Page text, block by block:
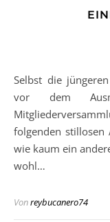
Selbst die jüngeren sportlichen Peinlichkeiten verblassen
vor dem
folgenden stillosen
wie kaum ein
wohl…
Vonreybucanero74